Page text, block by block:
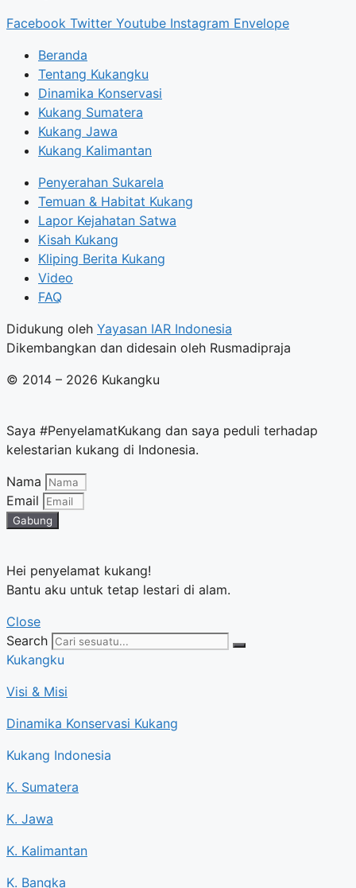
Facebook Twitter Youtube Instagram Envelope
Beranda
Tentang Kukangku
Dinamika Konservasi
Kukang Sumatera
Kukang Jawa
Kukang Kalimantan
Penyerahan Sukarela
Temuan & Habitat Kukang
Lapor Kejahatan Satwa
Kisah Kukang
Kliping Berita Kukang
Video
FAQ
Didukung oleh Yayasan IAR Indonesia
Dikembangkan dan didesain oleh Rusmadipraja
© 2014 – 2026 Kukangku
Saya #PenyelamatKukang dan saya peduli terhadap
kelestarian kukang di Indonesia.
Nama
Email
Gabung
Hei penyelamat kukang!
Bantu aku untuk tetap lestari di alam.
Close
Search
Kukangku
Visi & Misi
Dinamika Konservasi Kukang
Kukang Indonesia
K. Sumatera
K. Jawa
K. Kalimantan
K. Bangka